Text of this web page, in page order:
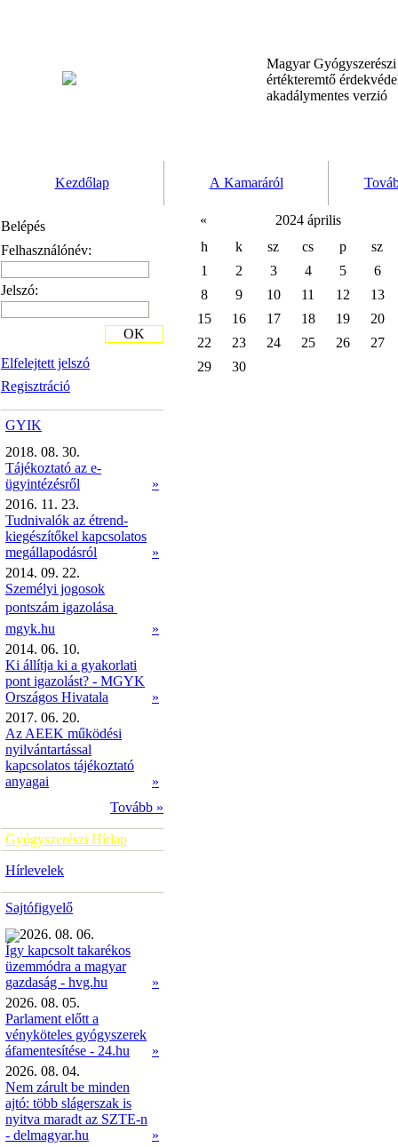
Magyar
értékteremtő
akadálymentes verzió
Kezdőlap A Kamaráról
Belépés
Felhasználónév:
Jelszó:
Elfelejtett jelszó
Regisztráció
OK
GYIK
2018. 08. 30.
Tájékoztató az e-
ügyintézésről
»
2016. 11. 23.
Tudnivalók az étrend-
kiegészítőkel kapcsolatos
megállapodásról
»
2014. 09. 22.
Személyi jogosok
pontszám igazolása 
mgyk.hu
»
2014. 06. 10.
Ki állítja ki a gyakorlati
pont igazolást? - MGYK
Országos Hivatala
»
2017. 06. 20.
Az AEEK működési
nyilvántartással
kapcsolatos tájékoztató
anyagai
»
Tovább »
Gyógyszerészi Hírlap
Hírlevelek
Sajtófigyelő
2026. 08. 06.
Így kapcsolt takarékos
üzemmódra a magyar
gazdaság - hvg.hu
»
2026. 08. 05.
Parlament előtt a
vényköteles gyógyszerek
áfamentesítése - 24.hu
»
2026. 08. 04.
Nem zárult be minden
ajtó: több slágerszak is
nyitva maradt az SZTE-n
- delmagyar.hu
»
«
2024 április
h
k sz cs p
sz
1
2 3 4 5
6
8
9 10 11 12
13
15
16 17 18 19
20
22
23 24 25 26
27
29
30